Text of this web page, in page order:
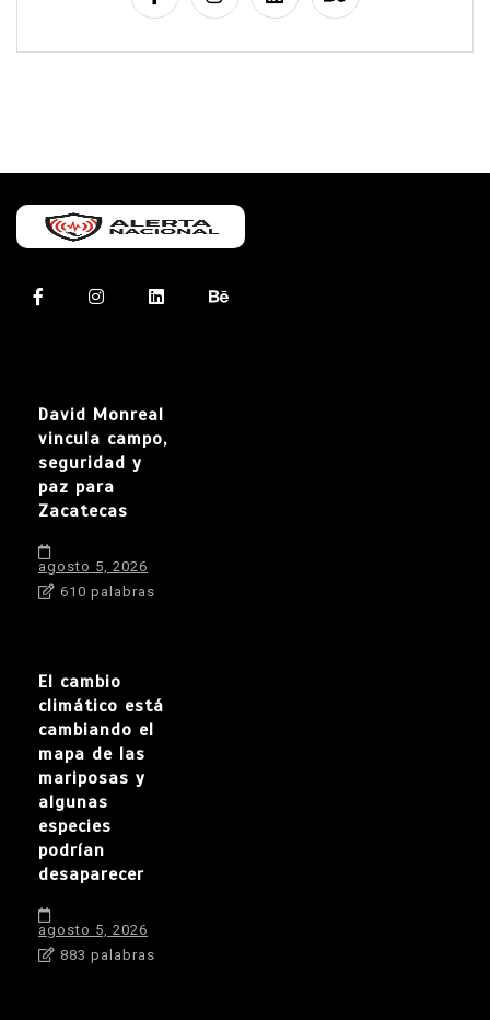
David Monreal
vincula campo,
seguridad y
paz para
Zacatecas
agosto 5, 2026
610 palabras
El cambio
climático está
cambiando el
mapa de las
mariposas y
algunas
especies
podrían
desaparecer
agosto 5, 2026
883 palabras